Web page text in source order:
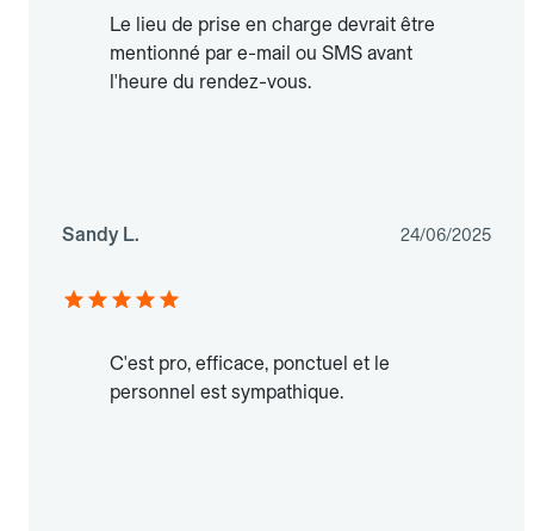
Le lieu de prise en charge devrait être
mentionné par e-mail ou SMS avant
l'heure du rendez-vous.
Sandy L. 24/06/2025
C'est pro, efficace, ponctuel et le
personnel est sympathique.